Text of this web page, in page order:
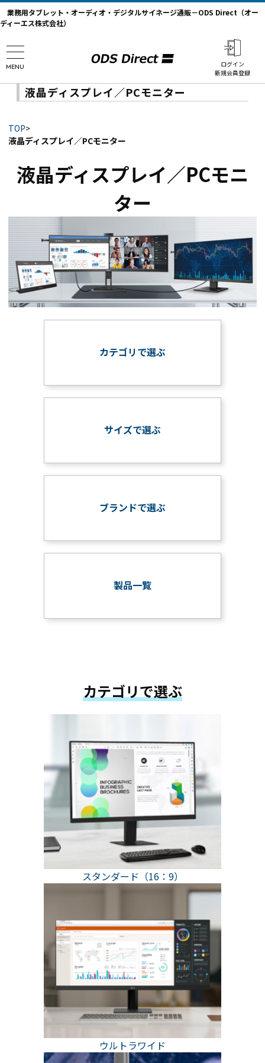
業務用タブレット・オーディオ・デジタルサイネージ通販－ODS Direct（オー
ディーエス株式会社）
MENU
ログイン
新規会員登録
液晶ディスプレイ／PCモニター
TOP>
液晶ディスプレイ／PCモニター
液晶ディスプレイ／PCモニ
ター
カテゴリで選ぶ
サイズで選ぶ
ブランドで選ぶ
製品一覧
カテゴリで選ぶ
スタンダード（16：9）
ウルトラワイド